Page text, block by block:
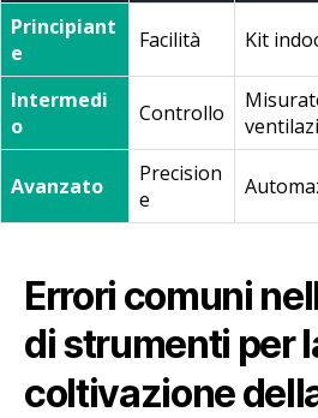
Principiant
e
Facilità Kit
Intermedi
o
Controllo
Avanzato
Precision
e
Errori comuni
di strumenti per
coltivazione